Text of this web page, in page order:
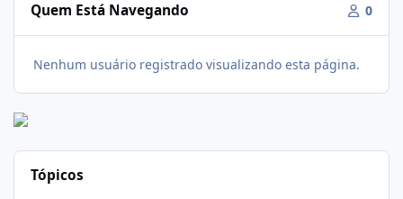
Quem Está Navegando 0
Nenhum usuário registrado visualizando esta página.
Tópicos